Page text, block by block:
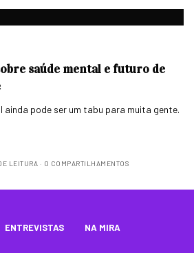
saúde mental e futuro de
ainda pode ser um tabu para muita gente.
LEITURA 0 COMPARTILHAMENTOS
ENTREVISTAS NA MIRA